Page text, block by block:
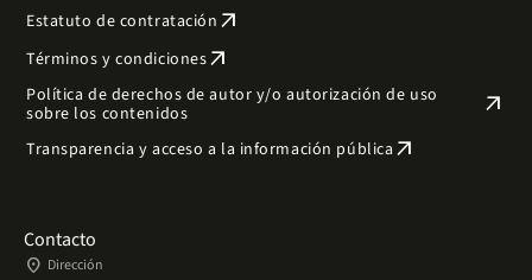
Estatuto de contratación arrow_outward
Términos y condicionesarrow_outward
Política de derechos de autor y/o autorización de uso
sobre los contenidos
arrow_outward
Transparencia y acceso a la información pública arrow_outward
Contacto
place Dirección